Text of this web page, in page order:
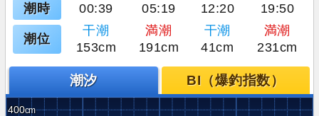
潮時 00:39 05:19 12:20 19:50
潮位
干潮 満潮 干潮
満潮
153cm
191cm 41cm 231cm
潮汐 BI（爆釣指数）
400